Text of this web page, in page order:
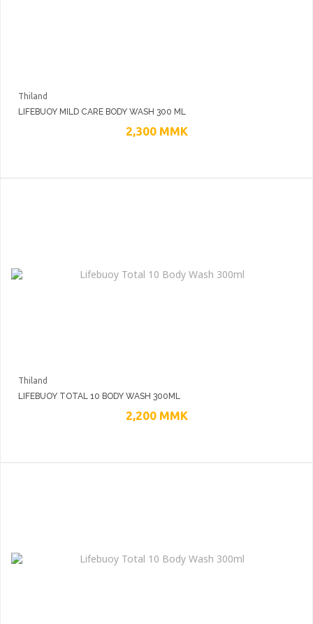
Thiland
LIFEBUOY MILD CARE BODY WASH 300 ML
2,300 MMK
Thiland
LIFEBUOY TOTAL 10 BODY WASH 300ML
2,200 MMK